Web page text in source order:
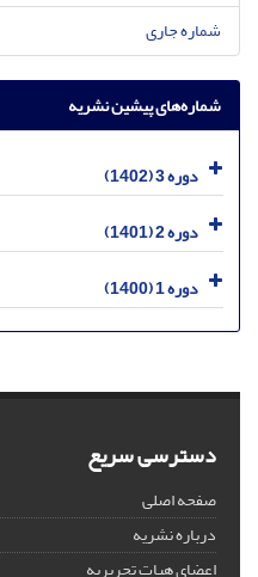
شماره جاری
شماره‌های پیشین نشریه
دوره 3 (1402)
دوره 2 (1401)
دوره 1 (1400)
دسترسی سریع
صفحه اصلی
درباره نشریه
اعضای هیات تحریریه